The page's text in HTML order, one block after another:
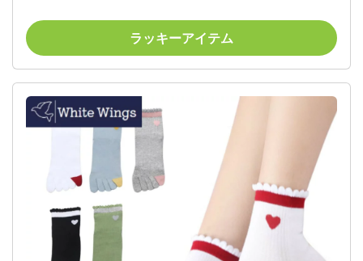
ラッキーアイテム